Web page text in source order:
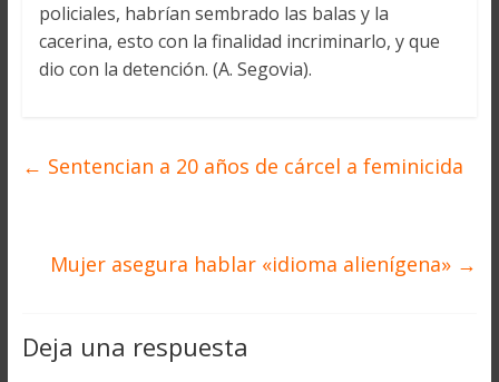
policiales, habrían sembrado las balas y la
cacerina, esto con la finalidad incriminarlo, y que
dio con la detención. (A. Segovia).
← Sentencian a 20 años de cárcel a feminicida
Mujer asegura hablar «idioma alienígena» →
Deja una respuesta